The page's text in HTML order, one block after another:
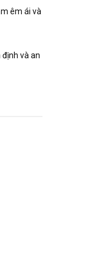
êm ái và
định và an